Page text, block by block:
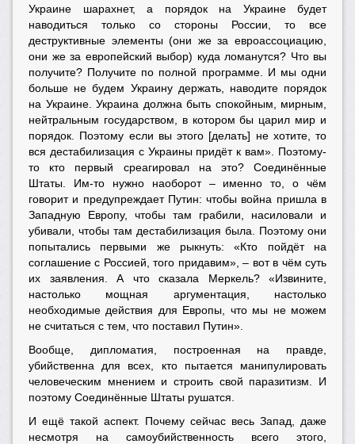
Украине шарахнет, а порядок на Украине будет
наводиться только со стороны России, то все
деструктивные элементы (они же за евроассоциацию,
они же за европейский выбор) куда ломанутся? Что вы
получите? Получите по полной программе. И мы одни
больше не будем Украину держать, наводите порядок
на Украине. Украина должна быть спокойным, мирным,
нейтральным государством, в котором бы царил мир и
порядок. Поэтому если вы этого [делать] не хотите, то
вся дестабилизация с Украины придёт к вам». Поэтому-
то кто первый среагировал на это? Соединённые
Штаты. Им-то нужно наоборот – именно то, о чём
говорит и предупреждает Путин: чтобы война пришла в
Западную Европу, чтобы там грабили, насиловали и
убивали, чтобы там дестабилизация была. Поэтому они
попытались первыми же рыкнуть: «Кто пойдёт на
соглашение с Россией, того придавим», – вот в чём суть
их заявления. А что сказала Меркель? «Извините,
настолько мощная аргументация, настолько
необходимые действия для Европы, что мы не можем
не считаться с тем, что поставил Путин».
Вообще, дипломатия, построенная на правде,
убийственна для всех, кто пытается манипулировать
человеческим мнением и строить свой паразитизм. И
поэтому Соединённые Штаты рушатся.
И ещё такой аспект. Почему сейчас весь Запад, даже
несмотря на самоубийственность всего этого,